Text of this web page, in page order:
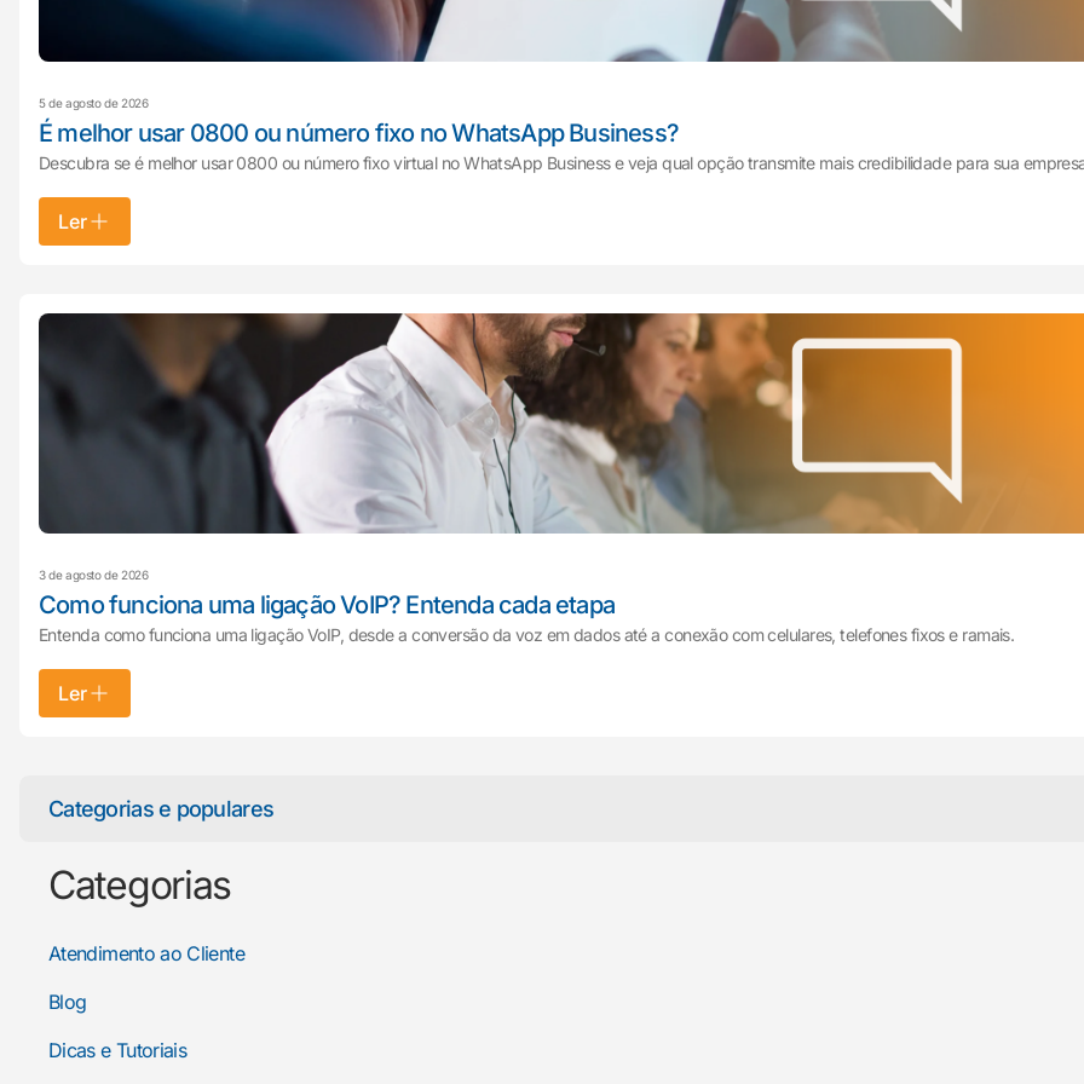
5 de agosto de 2026
É melhor usar 0800 ou número fixo no WhatsApp Business?
Descubra se é melhor usar 0800 ou número fixo virtual no WhatsApp Business e veja qual opção transmite mais credibilidade para sua
Ler
3 de agosto de 2026
Como funciona uma ligação VoIP? Entenda cada etapa
Entenda como funciona uma ligação VoIP, desde a conversão da voz em dados até a conexão com celulares, telefones fixos e ramais.
Ler
Categorias e populares
Categorias
Atendimento ao Cliente
Blog
Dicas e Tutoriais